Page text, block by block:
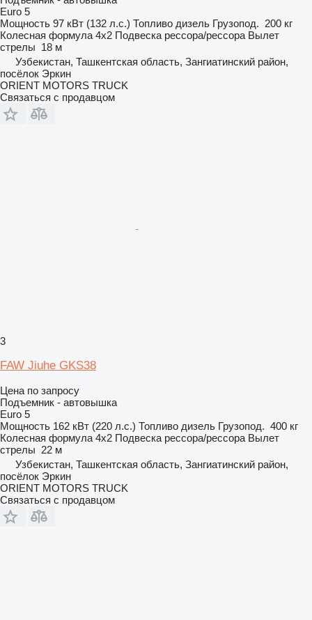
Euro 5
Мощность 97 кВт (132 л.с.) Топливо дизель Грузопод. 200 кг
Колесная формула 4x2 Подвеска рессора/рессора Вылет
стрелы 18 м
Узбекистан, Ташкентская область, Зангиатинский район,
посёлок Эркин
ORIENT MOTORS TRUCK
Связаться с продавцом
3
FAW Jiuhe GKS38
Цена по запросу
Подъемник - автовышка
Euro 5
Мощность 162 кВт (220 л.с.) Топливо дизель Грузопод. 400 кг
Колесная формула 4x2 Подвеска рессора/рессора Вылет
стрелы 22 м
Узбекистан, Ташкентская область, Зангиатинский район,
посёлок Эркин
ORIENT MOTORS TRUCK
Связаться с продавцом